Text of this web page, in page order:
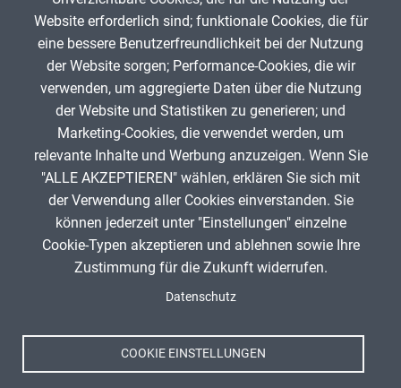
Gib die Zeichen aus dem Bild oben ein,
beachte Groß- und Kleinschreibung.
Um Spam zu verhindern, gib bitte die Zeichenfolge aus dem Bild
oben ein.
ANZEIGE
Spenden
Impressum
Website erforderlich sind; funktionale Cookies, die für
eine bessere Benutzerfreundlichkeit bei der Nutzung
der Website sorgen; Performance-Cookies, die wir
verwenden, um aggregierte Daten über die Nutzung
der Website und Statistiken zu generieren; und
Marketing-Cookies, die verwendet werden, um
relevante Inhalte und Werbung anzuzeigen. Wenn Sie
"ALLE AKZEPTIEREN" wählen, erklären Sie sich mit
der Verwendung aller Cookies einverstanden. Sie
können jederzeit unter "Einstellungen" einzelne
Cookie-Typen akzeptieren und ablehnen sowie Ihre
Zustimmung für die Zukunft widerrufen.
Datenschutz
COOKIE EINSTELLUNGEN